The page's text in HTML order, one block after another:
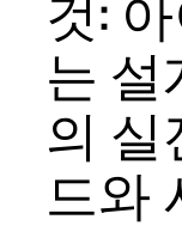
는 설
의 실
드와